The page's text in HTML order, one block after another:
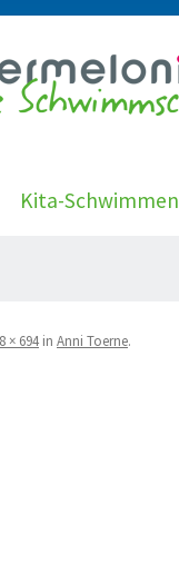
Kita-Schwimmen
× 694 in Anni Toerne.